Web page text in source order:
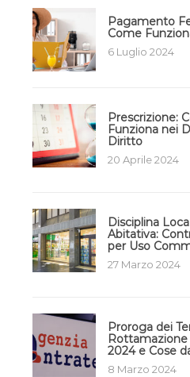
Pagamento
Come
6 Luglio 2024
Prescrizione:
Funziona nei
Diritto
20 Aprile 2024
Disciplina
Abitativa:
per Uso
27 Marzo 2024
Proroga dei
Rottamazione
2024 e Cose
8 Marzo 2024